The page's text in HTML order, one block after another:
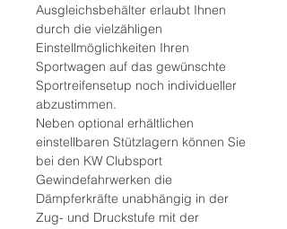
Ausgleichsbehälter erlaubt Ihnen
durch die vielzähligen
Einstellmöglichkeiten Ihren
Sportwagen auf das gewünschte
Sportreifensetup noch individueller
abzustimmen.
Neben optional erhältlichen
einstellbaren Stützlagern können Sie
bei den KW Clubsport
Gewindefahrwerken die
Dämpferkräfte unabhängig in der
Zug- und Druckstufe mit der